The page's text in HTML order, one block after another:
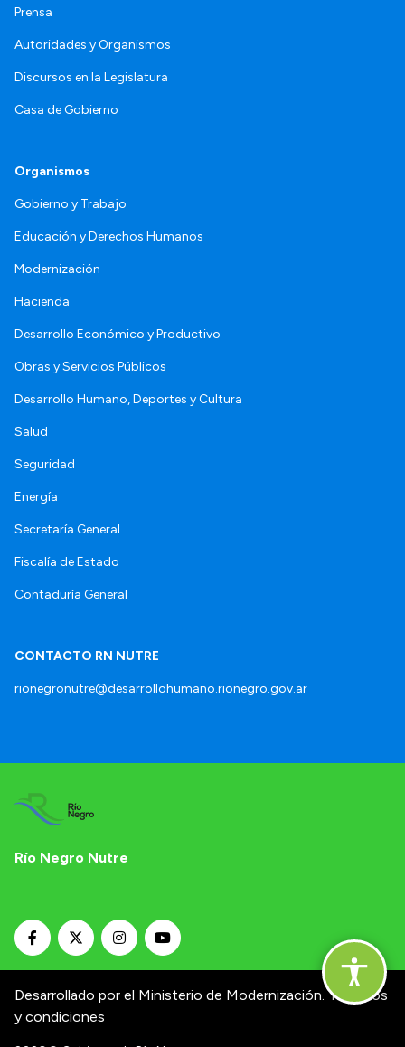
Prensa
Autoridades y Organismos
Discursos en la Legislatura
Casa de Gobierno
Organismos
Gobierno y Trabajo
Educación y Derechos Humanos
Modernización
Hacienda
Desarrollo Económico y Productivo
Obras y Servicios Públicos
Desarrollo Humano, Deportes y Cultura
Salud
Seguridad
Energía
Secretaría General
Fiscalía de Estado
Contaduría General
CONTACTO RN NUTRE
rionegronutre@desarrollohumano.rionegro.gov.ar
Río Negro Nutre
Desarrollado por el Ministerio de Modernización. Términos
y condiciones